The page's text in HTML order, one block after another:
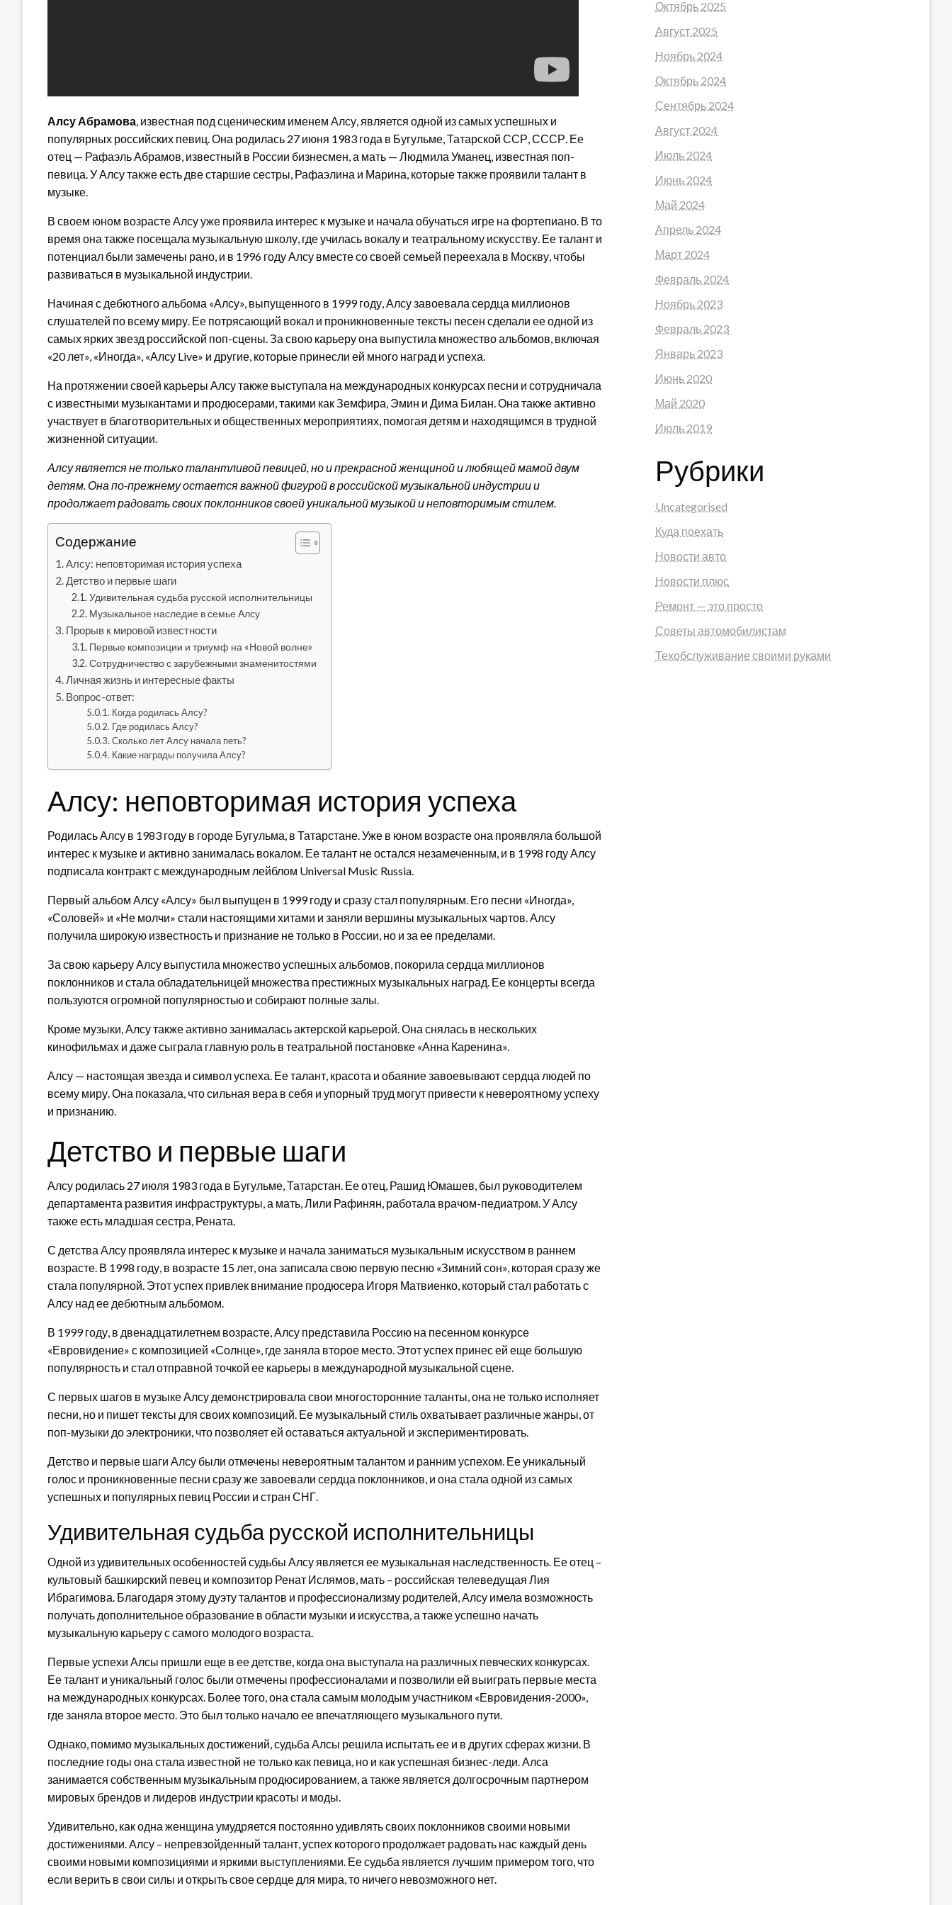
Алсу Абрамова, известная под сценическим именем Алсу, является одной из самых успешных и
популярных российских певиц. Она родилась 27 июня 1983 года в Бугульме, Татарской ССР, СССР. Ее
отец — Рафаэль Абрамов, известный в России бизнесмен, а мать — Людмила Уманец, известная поп-
певица. У Алсу также есть две старшие сестры, Рафаэлина и Марина, которые также проявили талант в
музыке.
В своем юном возрасте Алсу уже проявила интерес к музыке и начала обучаться игре на фортепиано. В то
время она также посещала музыкальную школу, где училась вокалу и театральному искусству. Ее талант и
потенциал были замечены рано, и в 1996 году Алсу вместе со своей семьей переехала в Москву, чтобы
развиваться в музыкальной индустрии.
Начиная с дебютного альбома «Алсу», выпущенного в 1999 году, Алсу завоевала сердца миллионов
слушателей по всему миру. Ее потрясающий вокал и проникновенные тексты песен сделали ее одной из
самых ярких звезд российской поп-сцены. За свою карьеру она выпустила множество альбомов, включая
«20 лет», «Иногда», «Алсу Live» и другие, которые принесли ей много наград и успеха.
На протяжении своей карьеры Алсу также выступала на международных конкурсах песни и сотрудничала
с известными музыкантами и продюсерами, такими как Земфира, Эмин и Дима Билан. Она также активно
участвует в благотворительных и общественных мероприятиях, помогая детям и находящимся в трудной
жизненной ситуации.
Алсу является не только талантливой певицей, но и прекрасной женщиной и любящей мамой двум
детям. Она по-прежнему остается важной фигурой в российской музыкальной индустрии и
продолжает радовать своих поклонников своей уникальной музыкой и неповторимым стилем.
Содержание
Алсу: неповторимая история успеха
Детство и первые шаги
Удивительная судьба русской исполнительницы
Музыкальное наследие в семье Алсу
Прорыв к мировой известности
Первые композиции и триумф на «Новой волне»
Сотрудничество с зарубежными знаменитостями
Личная жизнь и интересные факты
Вопрос-ответ:
Когда родилась Алсу?
Где родилась Алсу?
Сколько лет Алсу начала петь?
Какие награды получила Алсу?
Алсу: неповторимая история успеха
Родилась Алсу в 1983 году в городе Бугульма, в Татарстане. Уже в юном возрасте она проявляла большой
интерес к музыке и активно занималась вокалом. Ее талант не остался незамеченным, и в 1998 году Алсу
подписала контракт с международным лейблом Universal Music Russia.
Первый альбом Алсу «Алсу» был выпущен в 1999 году и сразу стал популярным. Его песни «Иногда»,
«Соловей» и «Не молчи» стали настоящими хитами и заняли вершины музыкальных чартов. Алсу
получила широкую известность и признание не только в России, но и за ее пределами.
За свою карьеру Алсу выпустила множество успешных альбомов, покорила сердца миллионов
поклонников и стала обладательницей множества престижных музыкальных наград. Ее концерты всегда
пользуются огромной популярностью и собирают полные залы.
Кроме музыки, Алсу также активно занималась актерской карьерой. Она снялась в нескольких
кинофильмах и даже сыграла главную роль в театральной постановке «Анна Каренина».
Алсу — настоящая звезда и символ успеха. Ее талант, красота и обаяние завоевывают сердца людей по
всему миру. Она показала, что сильная вера в себя и упорный труд могут привести к невероятному успеху
и признанию.
Детство и первые шаги
Алсу родилась 27 июля 1983 года в Бугульме, Татарстан. Ее отец, Рашид Юмашев, был руководителем
департамента развития инфраструктуры, а мать, Лили Рафинян, работала врачом-педиатром. У Алсу
также есть младшая сестра, Рената.
С детства Алсу проявляла интерес к музыке и начала заниматься музыкальным искусством в раннем
возрасте. В 1998 году, в возрасте 15 лет, она записала свою первую песню «Зимний сон», которая сразу же
стала популярной. Этот успех привлек внимание продюсера Игоря Матвиенко, который стал работать с
Алсу над ее дебютным альбомом.
В 1999 году, в двенадцатилетнем возрасте, Алсу представила Россию на песенном конкурсе
«Евровидение» с композицией «Солнце», где заняла второе место. Этот успех принес ей еще большую
популярность и стал отправной точкой ее карьеры в международной музыкальной сцене.
С первых шагов в музыке Алсу демонстрировала свои многосторонние таланты, она не только исполняет
песни, но и пишет тексты для своих композиций. Ее музыкальный стиль охватывает различные жанры, от
поп-музыки до электроники, что позволяет ей оставаться актуальной и экспериментировать.
Детство и первые шаги Алсу были отмечены невероятным талантом и ранним успехом. Ее уникальный
голос и проникновенные песни сразу же завоевали сердца поклонников, и она стала одной из самых
успешных и популярных певиц России и стран СНГ.
Удивительная судьба русской исполнительницы
Одной из удивительных особенностей судьбы Алсу является ее музыкальная наследственность. Ее отец –
культовый башкирский певец и композитор Ренат Ислямов, мать – российская телеведущая Лия
Ибрагимова. Благодаря этому дуэту талантов и профессионализму родителей, Алсу имела возможность
получать дополнительное образование в области музыки и искусства, а также успешно начать
музыкальную карьеру с самого молодого возраста.
Первые успехи Алсы пришли еще в ее детстве, когда она выступала на различных певческих конкурсах.
Ее талант и уникальный голос были отмечены профессионалами и позволили ей выиграть первые места
на международных конкурсах. Более того, она стала самым молодым участником «Евровидения-2000»,
где заняла второе место. Это был только начало ее впечатляющего музыкального пути.
Однако, помимо музыкальных достижений, судьба Алсы решила испытать ее и в других сферах жизни. В
последние годы она стала известной не только как певица, но и как успешная бизнес-леди. Алса
занимается собственным музыкальным продюсированием, а также является долгосрочным партнером
мировых брендов и лидеров индустрии красоты и моды.
Удивительно, как одна женщина умудряется постоянно удивлять своих поклонников своими новыми
достижениями. Алсу – непревзойденный талант, успех которого продолжает радовать нас каждый день
своими новыми композициями и яркими выступлениями. Ее судьба является лучшим примером того, что
если верить в свои силы и открыть свое сердце для мира, то ничего невозможного нет.
Октябрь 2025
Август 2025
Ноябрь 2024
Октябрь 2024
Сентябрь 2024
Август 2024
Июль 2024
Июнь 2024
Май 2024
Апрель 2024
Март 2024
Февраль 2024
Ноябрь 2023
Февраль 2023
Январь 2023
Июнь 2020
Май 2020
Июль 2019
Рубрики
Uncategorised
Куда поехать
Новости авто
Новости плюс
Ремонт — это просто
Советы автомобилистам
Техобслуживание своими руками